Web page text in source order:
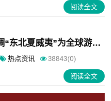
阅读全文
亚冬会燃情启幕，美的空调“东北夏威夷”为全球游客提供温暖服务
热点资讯
38843(0)
阅读全文